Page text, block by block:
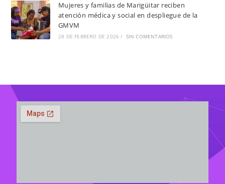
Mujeres y familias de Marigüitar reciben
atención médica y social en despliegue de la
GMVM
28 DE FEBRERO DE 2026 / SIN COMENTARIOS